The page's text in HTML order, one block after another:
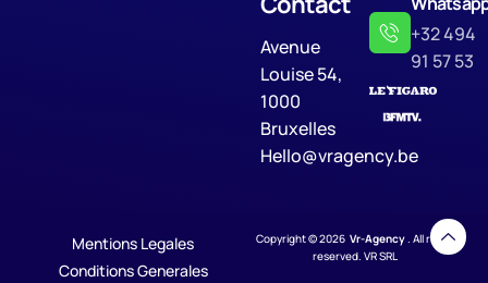
Avenue
Louise 54,
1000
Bruxelles
Hello@vragency.be
+32 494
91 57 53
Mentions Legales
Conditions Generales
Copyright © 2026 Vr-Agency. All rights
reserved. VR SRL